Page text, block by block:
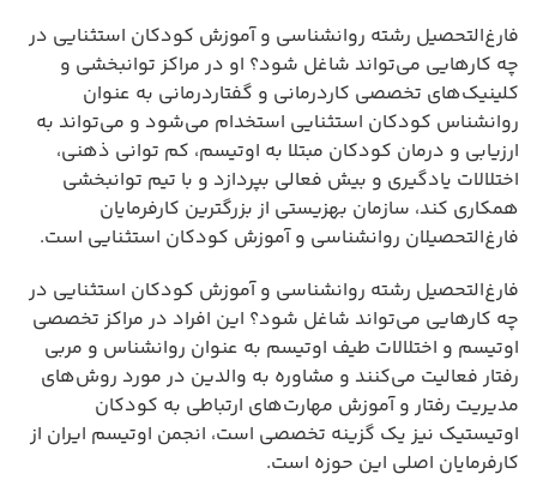
فارغ‌التحصیل رشته روانشناسی و آموزش کودکان استثنایی در
چه کارهایی می‌تواند شاغل شود؟ او در مراکز توانبخشی و
کلینیک‌های تخصصی کاردرمانی و گفتاردرمانی به عنوان
روانشناس کودکان استثنایی استخدام می‌شود و می‌تواند به
ارزیابی و درمان کودکان مبتلا به اوتیسم، کم توانی ذهنی،
اختلالات یادگیری و بیش فعالی بپردازد و با تیم توانبخشی
همکاری کند، سازمان بهزیستی از بزرگترین کارفرمایان
فارغ‌التحصیلان روانشناسی و آموزش کودکان استثنایی است.
فارغ‌التحصیل رشته روانشناسی و آموزش کودکان استثنایی در
چه کارهایی می‌تواند شاغل شود؟ این افراد در مراکز تخصصی
اوتیسم و اختلالات طیف اوتیسم به عنوان روانشناس و مربی
رفتار فعالیت می‌کنند و مشاوره به والدین در مورد روش‌های
مدیریت رفتار و آموزش مهارت‌های ارتباطی به کودکان
اوتیستیک نیز یک گزینه تخصصی است، انجمن اوتیسم ایران از
کارفرمایان اصلی این حوزه است.